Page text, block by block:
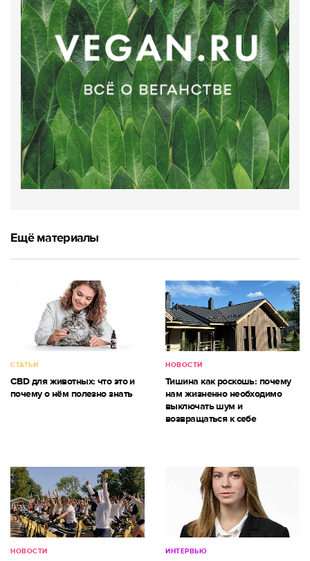
Ещё материалы
СТАТЬИ
CBD для животных: что это и
почему о нём полезно знать
НОВОСТИ
Тишина как роскошь: почему
нам жизненно необходимо
выключать шум и
возвращаться к себе
НОВОСТИ ИНТЕРВЬЮ